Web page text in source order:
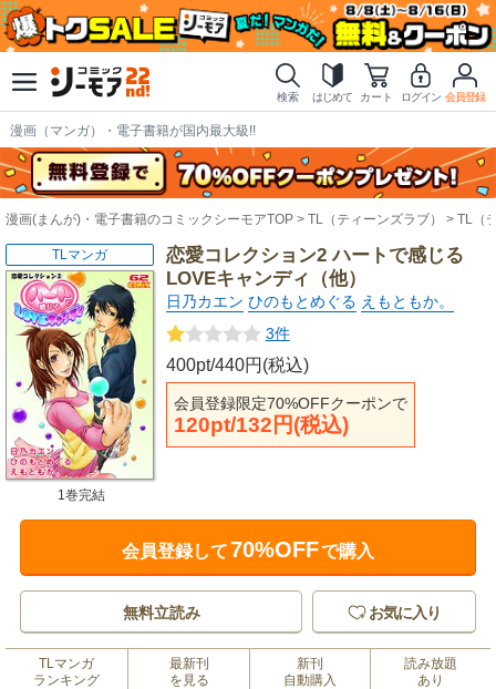
検索 はじめて カート ログイン 会員登録
漫画（マンガ）・電子書籍が国内最大級!!
漫画(まんが)・電子書籍のコミックシーモアTOP TL（ティーンズラブ） TL（
恋愛コレクション2 ハートで感じる
LOVEキャンディ（他）
日乃カエン ひのもとめぐる えもともか。
3件
400pt/440円(税込)
会員登録限定70%OFFクーポンで
120pt/132円(税込)
TLマンガ
1巻完結
会員登録して70%OFFで購入
無料立読み お気に入り
TLマンガ
ランキング
最新刊
を見る
新刊
自動購入
読み放題
あり